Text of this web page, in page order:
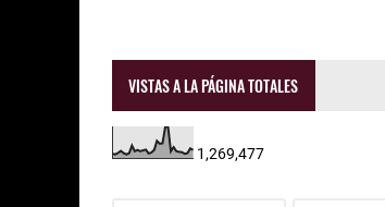
VISTAS A LA PÁGINA TOTALES
1,269,477